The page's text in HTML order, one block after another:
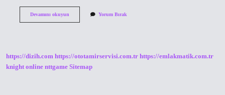
Devamını okuyunBalık
Yorum Bırak
https://dizih.com https://ototamirservisi.com.tr https://emlakmatik.com.tr
knight online nttgame Sitemap